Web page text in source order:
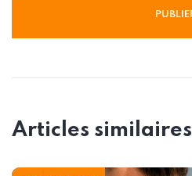
Articles similaires